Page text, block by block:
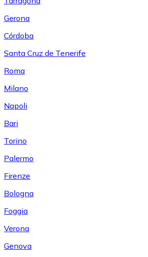
Gerona
Córdoba
Santa Cruz de Tenerife
Roma
Milano
Napoli
Bari
Torino
Palermo
Firenze
Bologna
Foggia
Verona
Genova